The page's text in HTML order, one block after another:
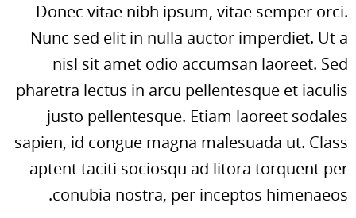
Donec vitae nibh ipsum, vitae semper orci.
Nunc sed elit in nulla auctor imperdiet. Ut a
nisl sit amet odio accumsan laoreet. Sed
pharetra lectus in arcu pellentesque et iaculis
justo pellentesque. Etiam laoreet sodales
sapien, id congue magna malesuada ut. Class
aptent taciti sociosqu ad litora torquent per
conubia nostra, per inceptos himenaeos.